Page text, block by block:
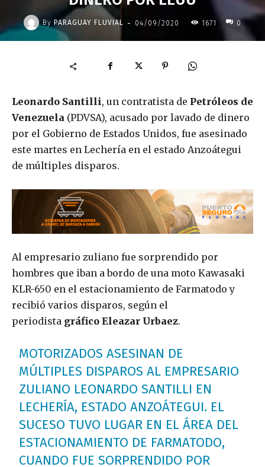
By PARAGUAY FLUVIAL - 04/09/2020 1671 0
Leonardo Santilli, un contratista de Petróleos de
Venezuela (PDVSA), acusado por lavado de dinero
por el Gobierno de Estados Unidos, fue asesinado
este martes en Lechería en el estado Anzoátegui
de múltiples disparos.
Al empresario zuliano fue sorprendido por
hombres que iban a bordo de una moto Kawasaki
KLR-650 en el estacionamiento de Farmatodo y
recibió varios disparos, según el
periodista gráfico Eleazar Urbaez.
MOTORIZADOS ASESINAN DE
MÚLTIPLES DISPAROS AL EMPRESARIO
ZULIANO LEONARDO SANTILLI EN
LECHERÍA, ESTADO ANZOÁTEGUI. EL
SUCESO TUVO LUGAR EN EL ÁREA DEL
ESTACIONAMIENTO DE FARMATODO,
CUANDO FUE SORPRENDIDO POR